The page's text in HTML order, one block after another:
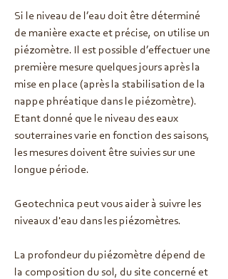
Si le niveau de l’eau doit être déterminé
de manière exacte et précise, on utilise un
piézomètre. Il est possible d’effectuer une
première mesure quelques jours après la
mise en place (après la stabilisation de la
nappe phréatique dans le piézomètre).
Etant donné que le niveau des eaux
souterraines varie en fonction des saisons,
les mesures doivent être suivies sur une
longue période.
Geotechnica peut vous aider à suivre les
niveaux d'eau dans les piézomètres.
La profondeur du piézomètre dépend de
la composition du sol, du site concerné et